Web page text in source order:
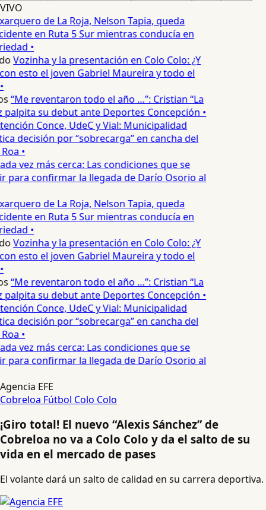
VIVO
de La Roja, Nelson Tapia, queda
en Ruta 5 Sur mientras conducía en
•
Vozinha y la presentación en Colo Colo: ¿Y
esto el joven Gabriel Maureira y todo el
“Me reventaron todo el año …”: Cristian “La
su debut ante Deportes Concepción •
Conce, UdeC y Vial: Municipalidad
decisión por “sobrecarga” en cancha del
•
vez más cerca: Las condiciones que se
para confirmar la llegada de Darío Osorio al
de La Roja, Nelson Tapia, queda
en Ruta 5 Sur mientras conducía en
•
Vozinha y la presentación en Colo Colo: ¿Y
esto el joven Gabriel Maureira y todo el
“Me reventaron todo el año …”: Cristian “La
su debut ante Deportes Concepción •
Conce, UdeC y Vial: Municipalidad
decisión por “sobrecarga” en cancha del
•
vez más cerca: Las condiciones que se
para confirmar la llegada de Darío Osorio al
Agencia EFE
Cobreloa Fútbol Colo Colo
¡Giro total! El nuevo “Alexis Sánchez” de
Cobreloa no va a Colo Colo y da el salto de su
vida en el mercado de pases
El volante dará un salto de calidad en su carrera deportiva.